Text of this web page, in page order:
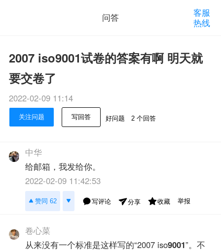
问答
客服
热线
2007 iso9001试卷的答案有啊 明天就
要交卷了
2022-02-09 11:14
关注问题 写回答 好问题 2 个回答
中华
给邮箱，我发给你。
2022-02-09 11:42:53
赞同 62 写评论 分享 收藏 举报
卷心菜
从来没有一个标准是这样写的“2007 iso9001”。不